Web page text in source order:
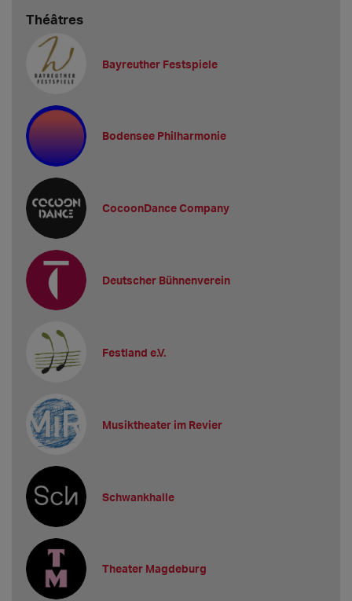
Théâtres
Bayreuther Festspiele
Bodensee Philharmonie
CocoonDance Company
Deutscher Bühnenverein
Festland e.V.
Musiktheater im Revier
Schwankhalle
Theater Magdeburg